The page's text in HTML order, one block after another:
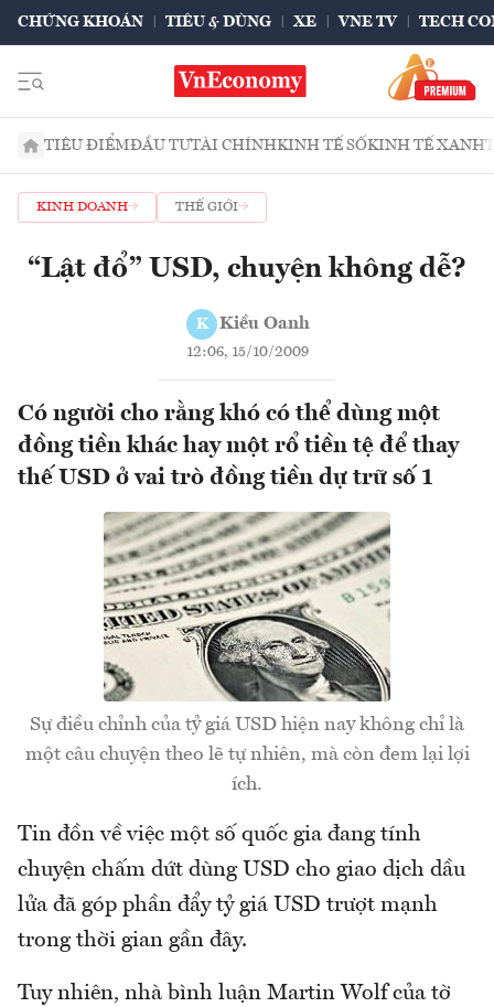
CHỨNG KHOÁN TIÊU & DÙNG XE VNE TV TECH
TIÊU ĐIỂMĐẦU TƯTÀI CHÍNHKINH TẾ SỐKINH TẾ XANH
KINH DOANH THẾ GIỚI
“Lật đổ” USD, chuyện không dễ?
K Kiều Oanh
12:06, 15/10/2009
Có người cho rằng khó có thể dùng một
đồng tiền khác hay một rổ tiền tệ để thay
thế USD ở vai trò đồng tiền dự trữ số 1
Sự điều chỉnh của tỷ giá USD hiện nay không chỉ là
một câu chuyện theo lẽ tự nhiên, mà còn đem lại lợi
ích.
Tin đồn về việc một số quốc gia đang tính
chuyện chấm dứt dùng USD cho giao dịch dầu
lửa đã góp phần đẩy tỷ giá USD trượt mạnh
trong thời gian gần đây.
Tuy nhiên, nhà bình luận Martin Wolf của tờ